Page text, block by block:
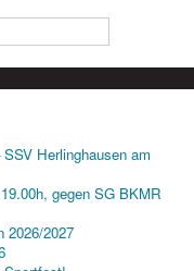
Herlinghausen am
gegen SG BKMR
2026/2027